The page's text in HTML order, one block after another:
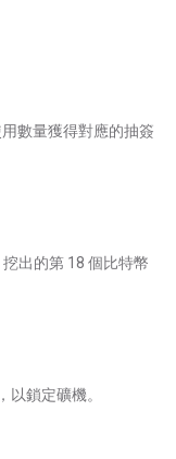
數量獲得對應的抽簽
挖出的第 18 個比特幣
鎖定礦機。